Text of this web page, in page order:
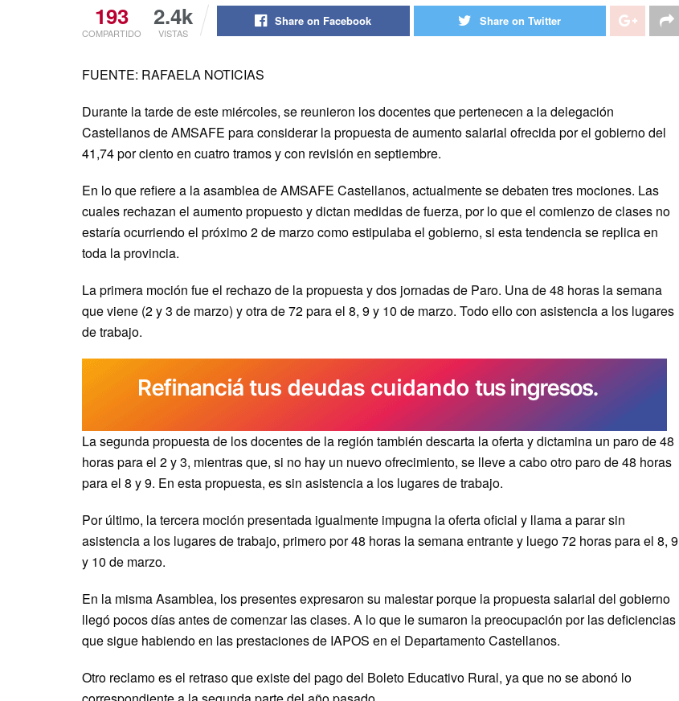
193
COMPARTIDO
2.4k
VISTAS
Share on Facebook Share on Twitter
FUENTE: RAFAELA NOTICIAS
Durante la tarde de este miércoles, se reunieron los docentes que pertenecen a la delegación
Castellanos de AMSAFE para considerar la propuesta de aumento salarial ofrecida por el gobierno del
41,74 por ciento en cuatro tramos y con revisión en septiembre.
En lo que refiere a la asamblea de AMSAFE Castellanos, actualmente se debaten tres mociones. Las
cuales rechazan el aumento propuesto y dictan medidas de fuerza, por lo que el comienzo de clases no
estaría ocurriendo el próximo 2 de marzo como estipulaba el gobierno, si esta tendencia se replica en
toda la provincia.
La primera moción fue el rechazo de la propuesta y dos jornadas de Paro. Una de 48 horas la semana
que viene (2 y 3 de marzo) y otra de 72 para el 8, 9 y 10 de marzo. Todo ello con asistencia a los lugares
de trabajo.
La segunda propuesta de los docentes de la región también descarta la oferta y dictamina un paro de 48
horas para el 2 y 3, mientras que, si no hay un nuevo ofrecimiento, se lleve a cabo otro paro de 48 horas
para el 8 y 9. En esta propuesta, es sin asistencia a los lugares de trabajo.
Por último, la tercera moción presentada igualmente impugna la oferta oficial y llama a parar sin
asistencia a los lugares de trabajo, primero por 48 horas la semana entrante y luego 72 horas para el 8, 9
y 10 de marzo.
En la misma Asamblea, los presentes expresaron su malestar porque la propuesta salarial del gobierno
llegó pocos días antes de comenzar las clases. A lo que le sumaron la preocupación por las deficiencias
que sigue habiendo en las prestaciones de IAPOS en el Departamento Castellanos.
Otro reclamo es el retraso que existe del pago del Boleto Educativo Rural, ya que no se abonó lo